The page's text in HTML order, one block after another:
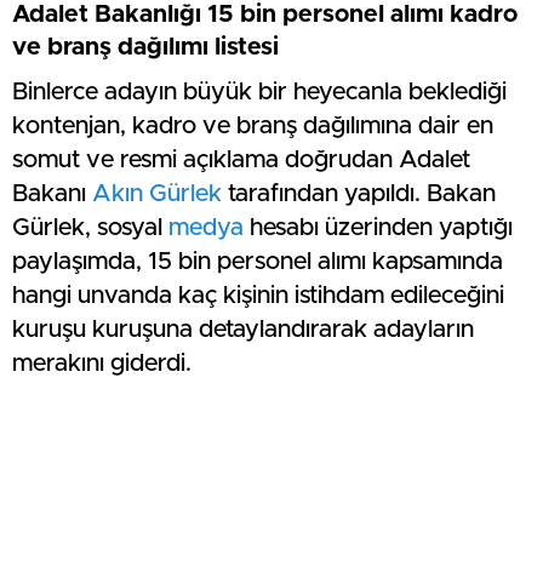
Adalet Bakanlığı 15 bin personel alımı kadro
ve branş dağılımı listesi
Binlerce adayın büyük bir heyecanla beklediği
kontenjan, kadro ve branş dağılımına dair en
somut ve resmi açıklama doğrudan Adalet
Bakanı Akın Gürlek tarafından yapıldı. Bakan
Gürlek, sosyal medya hesabı üzerinden yaptığı
paylaşımda, 15 bin personel alımı kapsamında
hangi unvanda kaç kişinin istihdam edileceğini
kuruşu kuruşuna detaylandırarak adayların
merakını giderdi.